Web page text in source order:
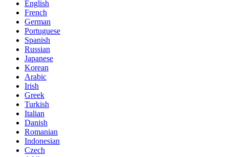
English
French
German
Portuguese
Spanish
Russian
Japanese
Korean
Arabic
Irish
Greek
Turkish
Italian
Danish
Romanian
Indonesian
Czech